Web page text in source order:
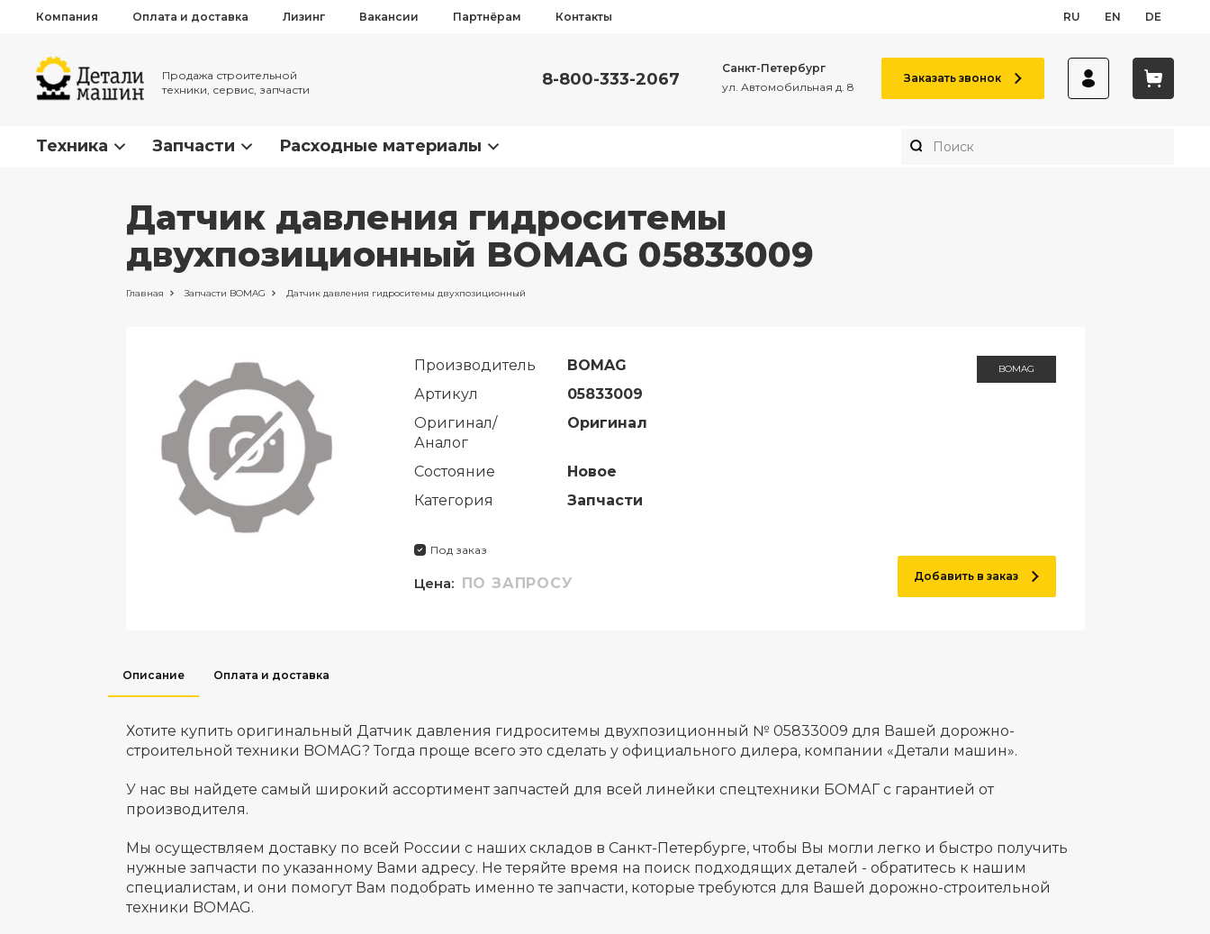
Компания Оплата и доставка Лизинг Вакансии Партнёрам Контакты RU EN DE
Продажа строительной
техники, сервис, запчасти
8-800-333-2067
Санкт-Петербург
ул. Автомобильная д. 8
Заказать звонок
Техника Запчасти Расходные материалы
Датчик давления гидроситемы
двухпозиционный BOMAG 05833009
Главная Запчасти BOMAG Датчик давления гидроситемы двухпозиционный
Производитель
BOMAG
Артикул
05833009
Оригинал/
Аналог
Оригинал
Состояние
Новое
Категория
Запчасти
BOMAG
Под заказ
Цена: ПО ЗАПРОСУ Добавить в заказ
Описание Оплата и доставка
Хотите купить оригинальный Датчик давления гидроситемы двухпозиционный № 05833009 для Вашей дорожно-
строительной техники BOMAG? Тогда проще всего это сделать у официального дилера, компании «Детали машин».
У нас вы найдете самый широкий ассортимент запчастей для всей линейки спецтехники БОМАГ с гарантией от
производителя.
Мы осуществляем доставку по всей России с наших складов в Санкт-Петербурге, чтобы Вы могли легко и быстро получить
нужные запчасти по указанному Вами адресу. Не теряйте время на поиск подходящих деталей - обратитесь к нашим
специалистам, и они помогут Вам подобрать именно те запчасти, которые требуются для Вашей дорожно-строительной
техники BOMAG.